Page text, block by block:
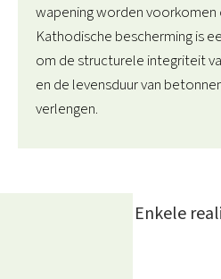
wapening worden voorkomen
Kathodische bescherming is
om de structurele integriteit
en de levensduur van
verlengen.
Enkele